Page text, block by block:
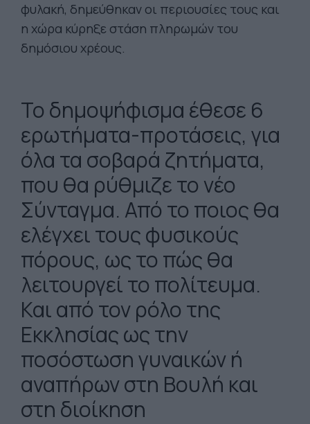
φυλακή, δημεύθηκαν οι περιουσίες τους και
η χώρα κύρηξε στάση πληρωμών του
δημόσιου χρέους.
Το δημοψήφισμα έθεσε 6
ερωτήματα-προτάσεις, για
όλα τα σοβαρά ζητήματα,
που θα ρύθμιζε το νέο
Σύνταγμα. Από το ποιος θα
ελέγχει τους φυσικούς
πόρους, ως το πώς θα
λειτουργεί το πολίτευμα.
Και από τον ρόλο της
Εκκλησίας ως την
ποσόστωση γυναικών ή
αναπήρων στη Βουλή και
στη διοίκηση